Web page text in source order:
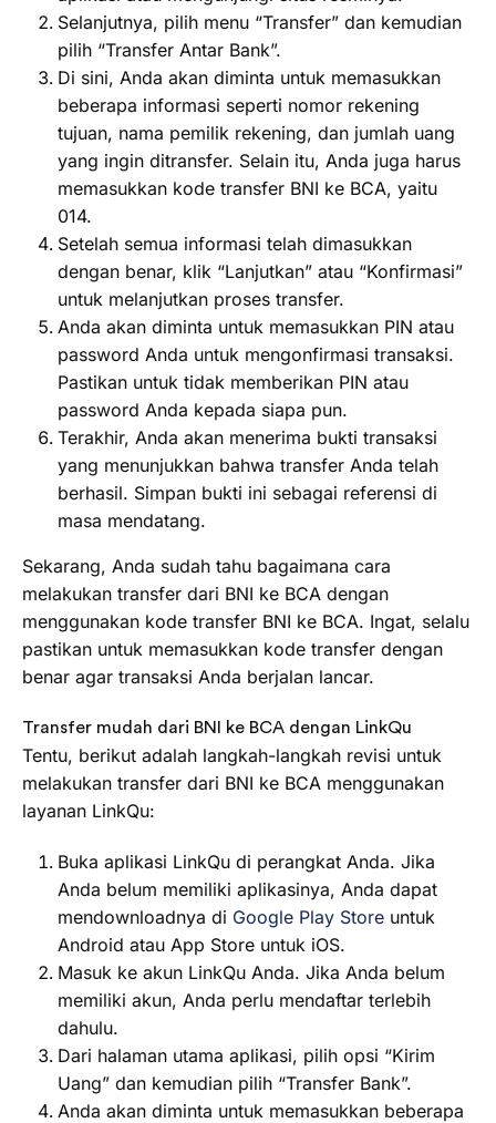
Selanjutnya, pilih menu “Transfer” dan kemudian
pilih “Transfer Antar Bank”.
Di sini, Anda akan diminta untuk memasukkan
beberapa informasi seperti nomor rekening
tujuan, nama pemilik rekening, dan jumlah uang
yang ingin ditransfer. Selain itu, Anda juga harus
memasukkan kode transfer BNI ke BCA, yaitu
014.
Setelah semua informasi telah dimasukkan
dengan benar, klik “Lanjutkan” atau “Konfirmasi”
untuk melanjutkan proses transfer.
Anda akan diminta untuk memasukkan PIN atau
password Anda untuk mengonfirmasi transaksi.
Pastikan untuk tidak memberikan PIN atau
password Anda kepada siapa pun.
Terakhir, Anda akan menerima bukti transaksi
yang menunjukkan bahwa transfer Anda telah
berhasil. Simpan bukti ini sebagai referensi di
masa mendatang.
Sekarang, Anda sudah tahu bagaimana cara
melakukan transfer dari BNI ke BCA dengan
menggunakan kode transfer BNI ke BCA. Ingat, selalu
pastikan untuk memasukkan kode transfer dengan
benar agar transaksi Anda berjalan lancar.
Transfer mudah dari BNI ke BCA dengan LinkQu
Tentu, berikut adalah langkah-langkah revisi untuk
melakukan transfer dari BNI ke BCA menggunakan
layanan LinkQu:
Buka aplikasi LinkQu di perangkat Anda. Jika
Anda belum memiliki aplikasinya, Anda dapat
mendownloadnya di Google Play Store untuk
Android atau App Store untuk iOS.
Masuk ke akun LinkQu Anda. Jika Anda belum
memiliki akun, Anda perlu mendaftar terlebih
dahulu.
Dari halaman utama aplikasi, pilih opsi “Kirim
Uang” dan kemudian pilih “Transfer Bank”.
Anda akan diminta untuk memasukkan beberapa